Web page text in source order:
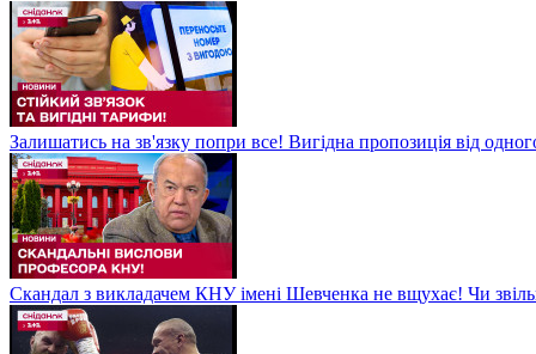
Залишатись на зв'язку попри все! Вигідна пропозиція від
Скандал з викладачем КНУ імені Шевченка не вщухає! Чи